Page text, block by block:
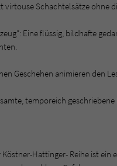
virtouse Schachtelsätze ohne
Eine flüssig, bildhafte
Geschehen animieren den
temporeich
Köstner-Hattinger- Reihe ist